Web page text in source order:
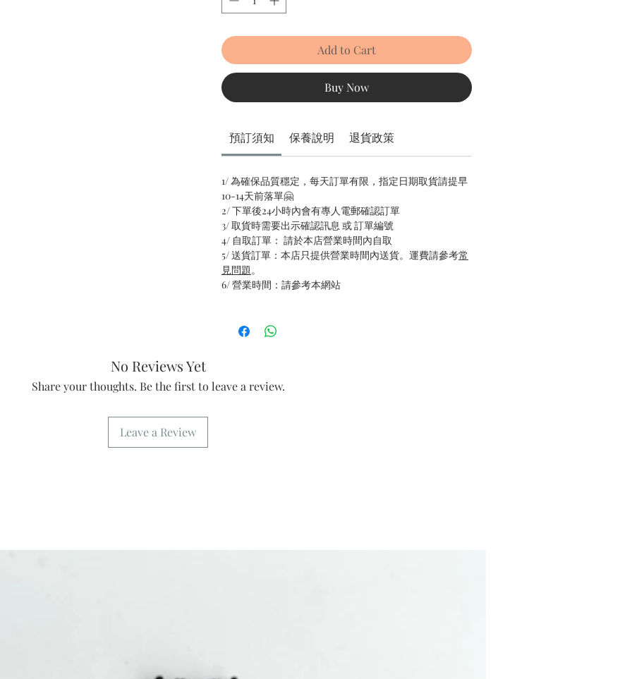
Add to Cart
Buy Now
預訂須知 保養說明 退貨政策
1/ 為確保品質穩定，每天訂單有限，指定日期取貨請提早
10-14天前落單🤗
2/ 下單後24小時內會有專人電郵確認訂單
3/ 取貨時需要出示確認訊息 或 訂單編號
4/ 自取訂單： 請於本店營業時間內自取
5/ 送貨訂單：本店只提供營業時間內送貨。運費請參考常
見問題。
6/ 營業時間：請參考本網站
No Reviews Yet
Share your thoughts. Be the first to leave a review.
Leave a Review